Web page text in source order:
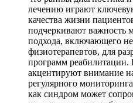
лечению играют
качества жизни
подчеркивают важность
подхода, включающего
физиотерапевтов, для
программ реабилитации.
акцентируют внимание
регулярного
как синдром может